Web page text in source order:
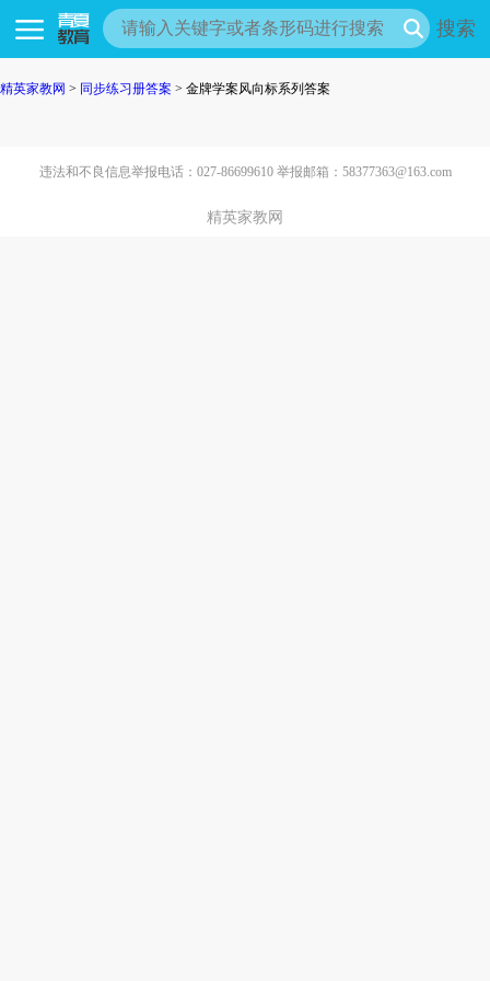
搜索
精英家教网 > 同步练习册答案 > 金牌学案风向标系列答案
违法和不良信息举报电话：027-86699610 举报邮箱：58377363@163.com
精英家教网